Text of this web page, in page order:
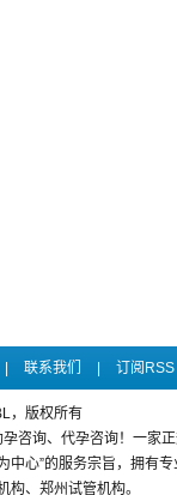
联系我们 订阅RSS
，版权所有
询、代孕咨询！一
心”的服务宗旨，拥
构、郑州试管机构。